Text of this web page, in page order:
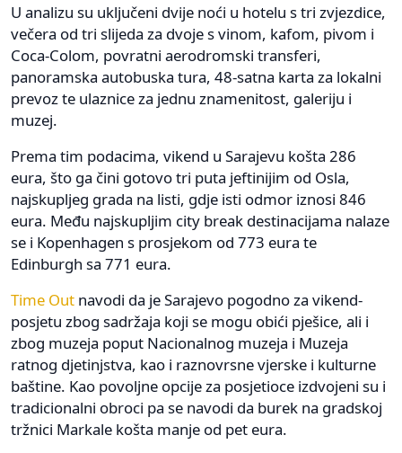
U analizu su uključeni dvije noći u hotelu s tri zvjezdice,
večera od tri slijeda za dvoje s vinom, kafom, pivom i
Coca-Colom, povratni aerodromski transferi,
panoramska autobuska tura, 48-satna karta za lokalni
prevoz te ulaznice za jednu znamenitost, galeriju i
muzej.
Prema tim podacima, vikend u Sarajevu košta 286
eura, što ga čini gotovo tri puta jeftinijim od Osla,
najskupljeg grada na listi, gdje isti odmor iznosi 846
eura. Među najskupljim city break destinacijama nalaze
se i Kopenhagen s prosjekom od 773 eura te
Edinburgh sa 771 eura.
Time Out navodi da je Sarajevo pogodno za vikend-
posjetu zbog sadržaja koji se mogu obići pješice, ali i
zbog muzeja poput Nacionalnog muzeja i Muzeja
ratnog djetinjstva, kao i raznovrsne vjerske i kulturne
baštine. Kao povoljne opcije za posjetioce izdvojeni su i
tradicionalni obroci pa se navodi da burek na gradskoj
tržnici Markale košta manje od pet eura.